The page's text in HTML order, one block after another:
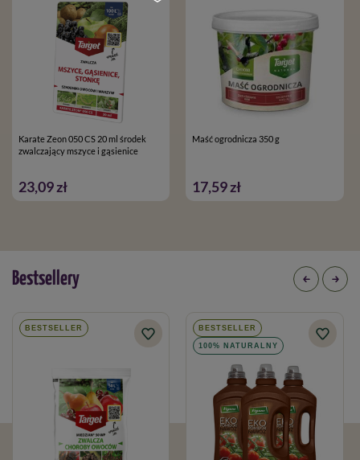
Karate Zeon 050 CS 20 ml środek
zwalczający mszyce i gąsienice
23,09 zł
Maść ogrodnicza 350 g
17,59 zł
Bestsellery
BESTSELLER BESTSELLER
100% NATURALNY